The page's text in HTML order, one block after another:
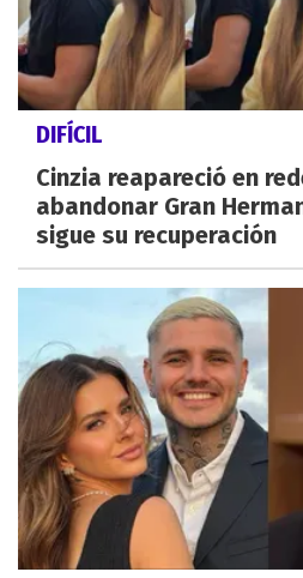
DIFÍCIL
Cinzia reapareció en
abandonar Gran
sigue su recuperación